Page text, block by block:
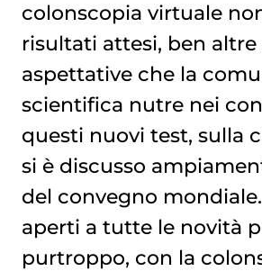
colonscopia virtuale
risultati attesi, ben altre
aspettative che la
scientifica nutre nei
questi nuovi test, sulla
si è discusso
del convegno
aperti a tutte le novità
purtroppo, con la